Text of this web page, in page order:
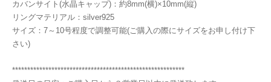
カバンサイト(水晶キャップ)：約8mm(横)×10mm(縦)
リングマテリアル：silver925
サイズ：7～10号程度で調整可能(ご購入の際にサイズをお申し付け下
さい)
*********************************************************